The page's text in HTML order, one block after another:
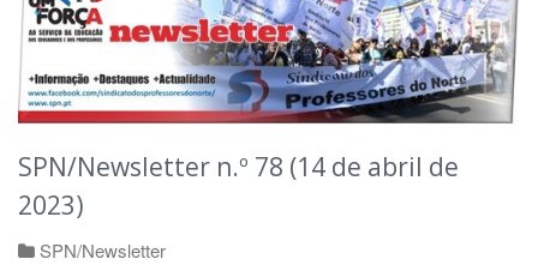
SPN/Newsletter n.º 78 (14 de abril de
2023)
SPN/Newsletter